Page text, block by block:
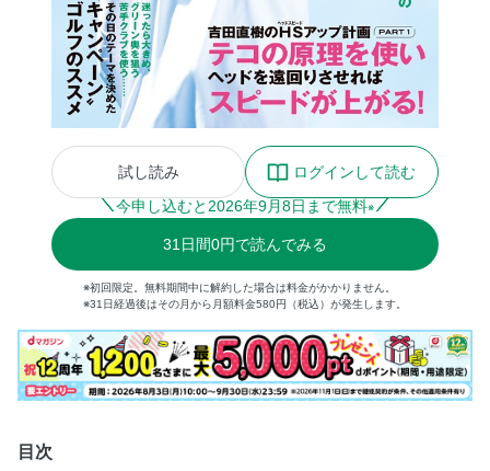
試し読み
ログインして読む
今申し込むと 2026年9月8日まで無料※
31 日間0円で読んでみる
※初回限定。無料期間中に解約した場合は料金がかかりません。
※31日経過後はその月から月額料金580円（税込）が発生します。
目次